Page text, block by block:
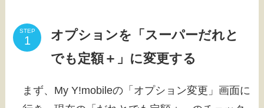
STEP
オプションを「スーパーだれと
でも定額＋」に変更する
まず、My Y!mobileの「オプション変更」画面に